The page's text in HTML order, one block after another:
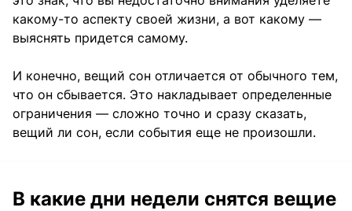
какому-то аспекту своей жизни, а вот какому —
выяснять придется самому.
И конечно, вещий сон отличается от обычного тем,
что он сбывается. Это накладывает определенные
ограничения — сложно точно и сразу сказать,
вещий ли сон, если события еще не произошли.
В какие дни недели снятся вещие